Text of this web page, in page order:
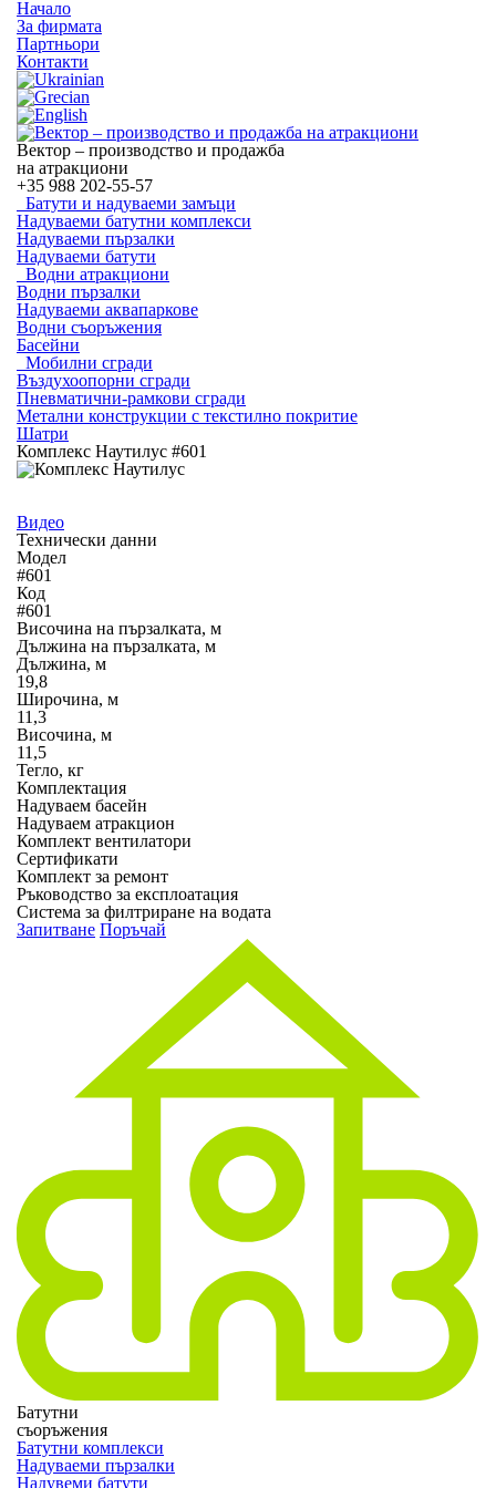
Начало
За фирмата
Партньори
Контакти
Вектор – производство и продажба
на атракциони
+35 988 202-55-57
Батути и надуваеми замъци
Надуваеми батутни комплекси
Надуваеми пързалки
Надуваеми батути
Водни атракциони
Водни пързалки
Надуваеми аквапаркове
Водни съоръжения
Басейни
Мобилни сгради
Въздухоопорни сгради
Пневматични-рамкови сгради
Метални конструкции с текстилно покритие
Шатри
Комплекс Наутилус #601
Видео
Технически данни
Модел
#601
Код
#601
Височина на пързалката, м
Дължина на пързалката, м
Дължина, м
19,8
Широчина, м
11,3
Височина, м
11,5
Тегло, кг
Комплектация
Надуваем басейн
Надуваем атракцион
Комплект вентилатори
Сертификати
Комплект за ремонт
Ръководство за експлоатация
Система за филтриране на водата
Запитване Поръчай
Батутни
съоръжения
Батутни комплекси
Надуваеми пързалки
Надувеми батути